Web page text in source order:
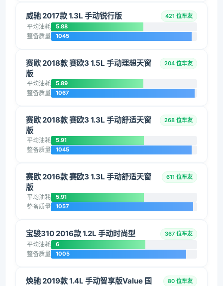
威驰 2017款 1.3L 手动锐行版 421 位车友
平均油耗 5.88
整备质量 1045
赛欧 2018款 赛欧3 1.5L 手动理想天窗
版
204 位车友
平均油耗 5.89
整备质量 1067
赛欧 2018款 赛欧3 1.3L 手动舒适天窗
版
268 位车友
平均油耗 5.91
整备质量 1045
赛欧 2016款 赛欧3 1.3L 手动舒适天窗
版
611 位车友
平均油耗 5.91
整备质量 1057
宝骏310 2016款 1.2L 手动时尚型 367 位车友
平均油耗 6
整备质量 1005
焕驰 2019款 1.4L 手动智享版Value 国 80 位车友